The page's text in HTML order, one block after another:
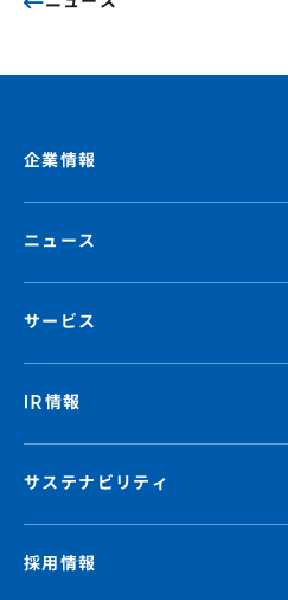
企業情報
ニュース
サービス
IR情報
サステナビリティ
採用情報